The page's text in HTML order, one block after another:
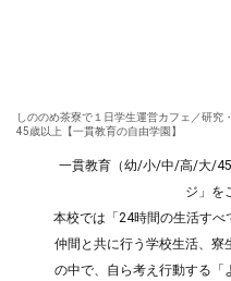
しののめ茶寮で１日学生運営カフェ／研究
45歳以上【一貫教育の自由学園】
一貫教育（幼/小/中/高/大/
ジ」を
本校では「24時間の生活すべ
仲間と共に行う学校生活、寮
の中で、自ら考え行動する「